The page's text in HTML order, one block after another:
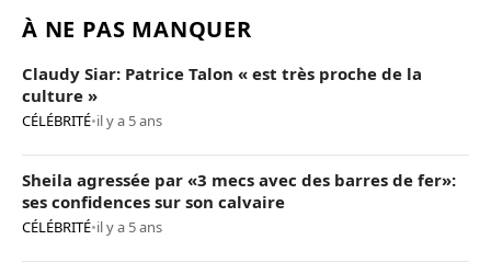
À NE PAS MANQUER
Claudy Siar: Patrice Talon « est très proche de la
culture »
CÉLÉBRITÉ•il y a 5 ans
Sheila agressée par «3 mecs avec des barres de fer»:
ses confidences sur son calvaire
CÉLÉBRITÉ•il y a 5 ans